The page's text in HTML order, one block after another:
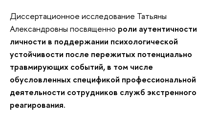
Диссертационное исследование Татьяны
Александровны посвященно роли аутентичности
личности в поддержании психологической
устойчивости после пережитых потенциально
травмирующих событий, в том числе
обусловленных спецификой профессиональной
деятельности сотрудников служб экстренного
реагирования.